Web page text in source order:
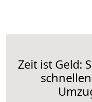
Zeit ist Geld: